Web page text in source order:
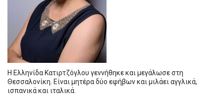
Η Ελληνίδα Κατιρτζόγλου γεννήθηκε και μεγάλωσε στη
Θεσσαλονίκη. Είναι μητέρα δύο εφήβων και μιλάει αγγλικά,
ισπανικά και ιταλικά.